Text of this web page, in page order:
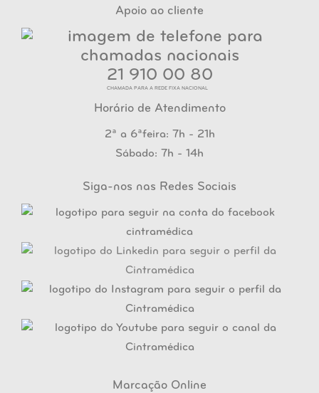
Apoio ao cliente
21 910 00 80
CHAMADA PARA A REDE FIXA NACIONAL
Horário de Atendimento
2ª a 6ªfeira: 7h - 21h
Sábado: 7h - 14h
Siga-nos nas Redes Sociais
Marcação Online